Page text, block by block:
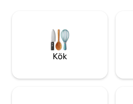
grottorna, Adriatiska kusten och de
joniska stränderna.
Kök